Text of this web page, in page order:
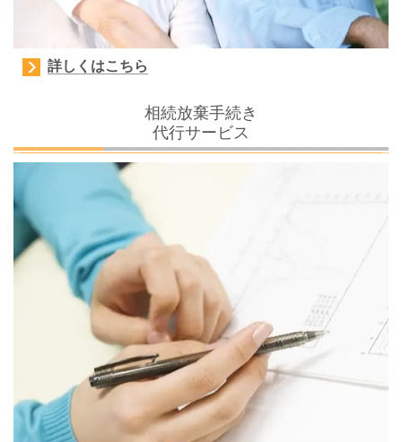
詳しくはこちら
相続放棄手続き
代行サービス